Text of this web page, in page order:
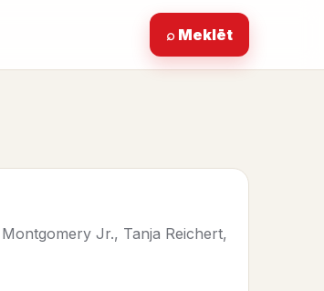
⌕ Meklēt
Jr., Tanja Reichert,